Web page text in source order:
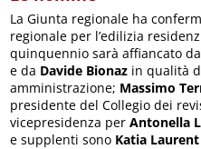
La Giunta regionale ha
regionale per l’edilizia
quinquennio sarà affiancato
e da Davide Bionaz in qualità
amministrazione; Massimo
presidente del Collegio dei
vicepresidenza perAntonella
e supplenti sono Katia Laurent